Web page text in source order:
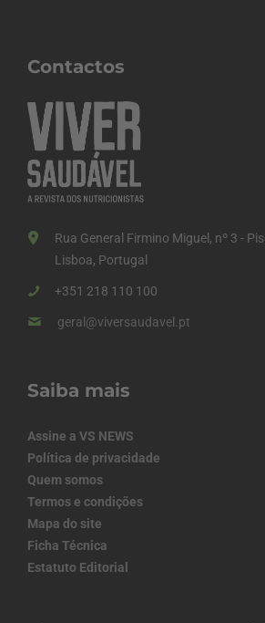
Contactos
Rua General Firmino Miguel, nº 3 -
Lisboa, Portugal
+351 218 110 100
geral@viversaudavel.pt
Saiba mais
Assine a VS NEWS
Política de privacidade
Quem somos
Termos e condições
Mapa do site
Ficha Técnica
Estatuto Editorial